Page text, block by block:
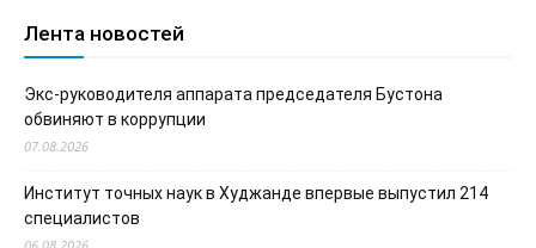
Лента новостей
Экс-руководителя аппарата председателя Бустона
обвиняют в коррупции
07.08.2026
Институт точных наук в Худжанде впервые выпустил 214
специалистов